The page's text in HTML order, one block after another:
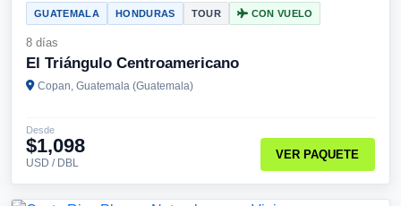
GUATEMALA HONDURAS TOUR CON VUELO
8 días
El Triángulo Centroamericano
Copan, Guatemala (Guatemala)
Desde
$1,098
USD / DBL
VER PAQUETE